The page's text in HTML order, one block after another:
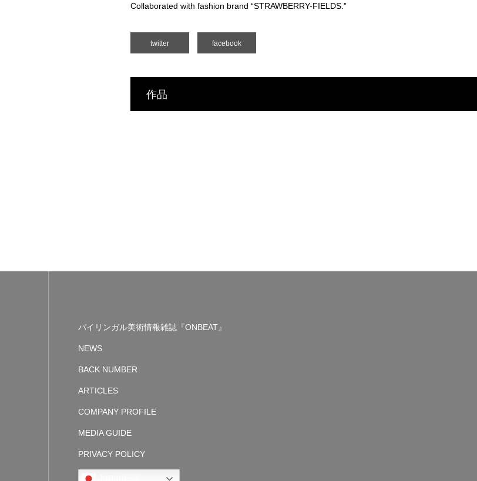
Collaborated with fashion brand “STRAWBERRY-FIELDS.”
twitter facebook
作品
バイリンガル美術情報雑誌『ONBEAT』
NEWS
BACK NUMBER
ARTICLES
COMPANY PROFILE
MEDIA GUIDE
PRIVACY POLICY